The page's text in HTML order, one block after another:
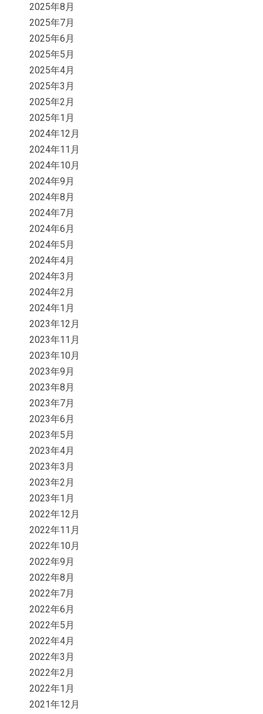
2025年8月
2025年7月
2025年6月
2025年5月
2025年4月
2025年3月
2025年2月
2025年1月
2024年12月
2024年11月
2024年10月
2024年9月
2024年8月
2024年7月
2024年6月
2024年5月
2024年4月
2024年3月
2024年2月
2024年1月
2023年12月
2023年11月
2023年10月
2023年9月
2023年8月
2023年7月
2023年6月
2023年5月
2023年4月
2023年3月
2023年2月
2023年1月
2022年12月
2022年11月
2022年10月
2022年9月
2022年8月
2022年7月
2022年6月
2022年5月
2022年4月
2022年3月
2022年2月
2022年1月
2021年12月